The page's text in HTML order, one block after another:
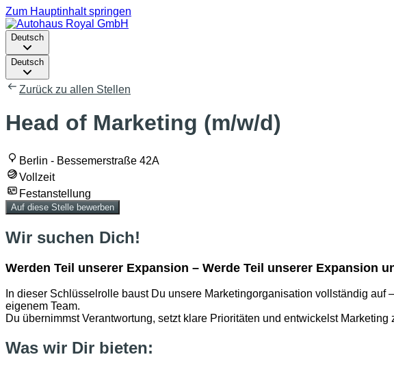
Zum Hauptinhalt springen
Deutsch
Deutsch
Zurück zu allen Stellen
Head of Marketing (m/w/d)
Berlin - Bessemerstraße 42A
Vollzeit
Festanstellung
Auf diese Stelle bewerben
Wir suchen Dich!
Werden Teil unserer Expansion – Werde Teil unserer Expansion
In dieser Schlüsselrolle baust Du unsere Marketingorganisation vollständig
eigenem Team.
Du übernimmst Verantwortung, setzt klare Prioritäten und entwickelst
Was wir Dir bieten: